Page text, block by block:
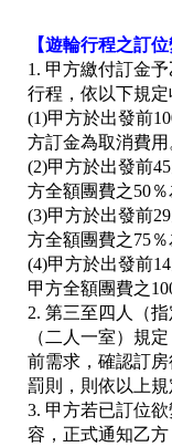
【遊輪行程之訂
1. 甲方繳付訂金
行程，依以下規定
(1)甲方於出發前
方訂金為取消費用
(2)甲方於出發前
方全額團費之50％
(3)甲方於出發前
方全額團費之75％
(4)甲方於出發前
甲方全額團費之
2. 第三至四人（
（二人一室）規
前需求，確認訂
罰則，則依以上規
3. 甲方若已訂位
容，正式通知乙